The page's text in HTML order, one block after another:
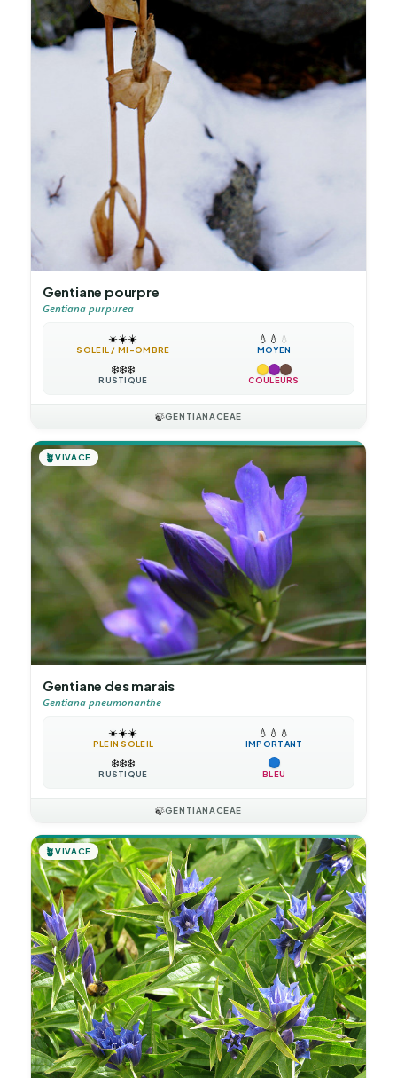
Gentiane pourpre
Gentiana purpurea
☀️☀️☀️
SOLEIL / MI-OMBRE
💧 💧 💧
MOYEN
❄️❄️❄️
RUSTIQUE COULEURS
🍃GENTIANACEAE
🪴VIVACE
Gentiane des marais
Gentiana pneumonanthe
☀️☀️☀️
PLEIN SOLEIL
💧 💧 💧
IMPORTANT
❄️❄️❄️
RUSTIQUE BLEU
🍃GENTIANACEAE
🪴VIVACE